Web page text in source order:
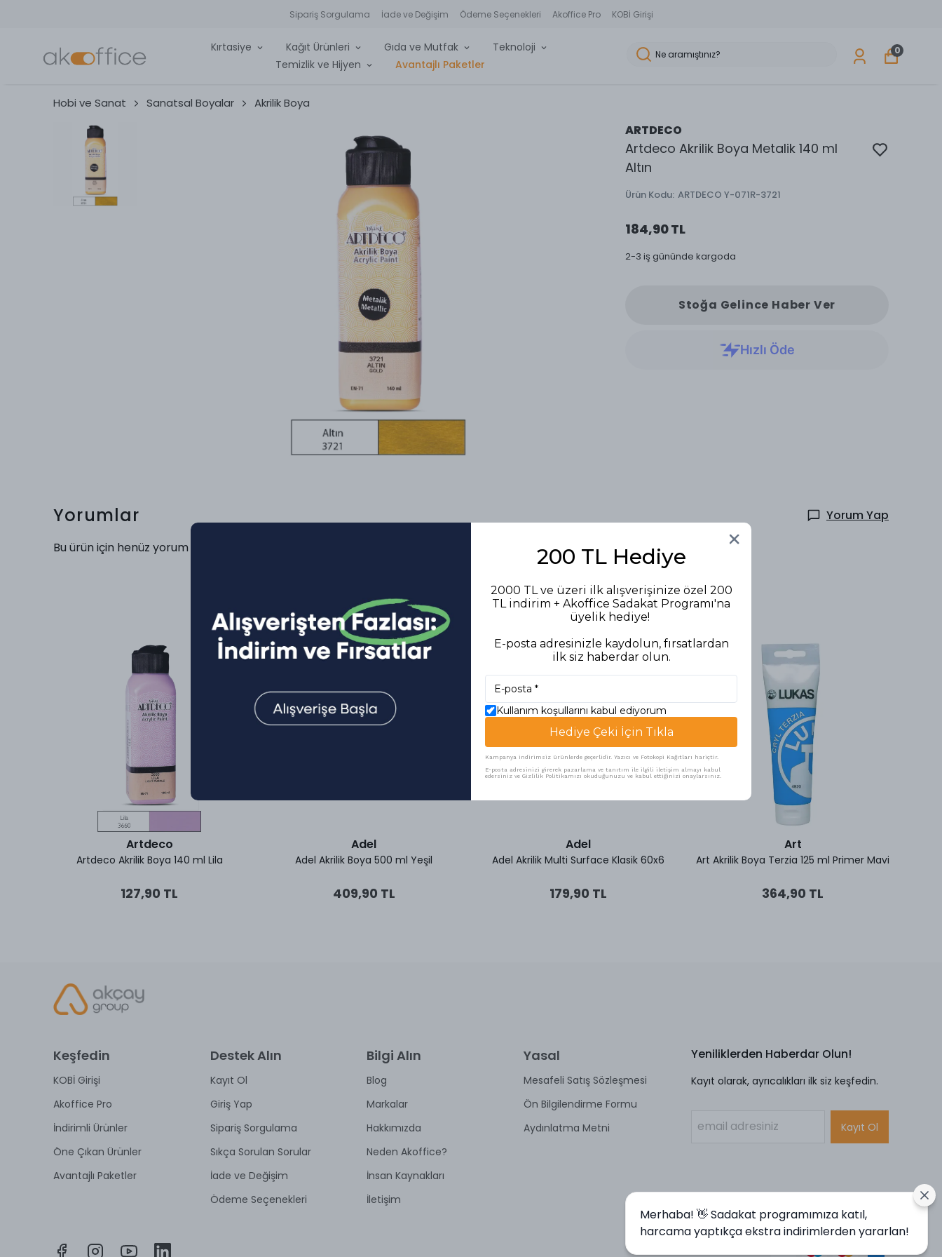
Sipariş Sorgulama İade ve Değişim Ödeme Seçenekleri Akoffice Pro KOBİ Girişi
Kırtasiye Kağıt Ürünleri Gıda ve Mutfak
Teknoloji
Temizlik ve Hijyen
Avantajlı Paketler
0
Hobi ve Sanat Sanatsal Boyalar Akrilik Boya
ARTDECO
Artdeco Akrilik Boya Metalik 140 ml
Altın
Ürün Kodu: ARTDECO Y-071R-3721
184,90 TL
2-3 iş gününde kargoda
Stoğa Gelince Haber Ver
Yorumlar
Yorum Yap
Bu ürün için henüz yorum yapılmamış.
Benzer Ürünler
Artdeco
Artdeco Akrilik Boya 140 ml Lila
127,90 TL
Adel
Adel Akrilik Boya 500 ml Yeşil
409,90 TL
Adel
Adel Akrilik Multi Surface Klasik 60x6
179,90 TL
Art
Art Akrilik Boya Terzia 125 ml Primer Mavi
364,90 TL
Keşfedin
KOBİ Girişi
Akoffice Pro
İndirimli Ürünler
Öne Çıkan Ürünler
Avantajlı Paketler
Destek Alın
Kayıt Ol
Giriş Yap
Sipariş Sorgulama
Sıkça Sorulan Sorular
İade ve Değişim
Ödeme Seçenekleri
Bilgi Alın
Blog
Markalar
Hakkımızda
Neden Akoffice?
İnsan Kaynakları
İletişim
Yasal
Mesafeli Satış Sözleşmesi
Ön Bilgilendirme Formu
Aydınlatma Metni
Yeniliklerden Haberdar Olun!
Kayıt olarak, ayrıcalıkları ilk siz keşfedin.
Kayıt Ol
200 TL Hediye
2000 TL ve üzeri ilk alışverişinize özel 200
TL indirim + Akoffice Sadakat Programı'na
üyelik hediye!
E-posta adresinizle kaydolun, fırsatlardan
ilk siz haberdar olun.
Kullanım koşullarını kabul ediyorum
Hediye Çeki İçin Tıkla
Kampanya indirimsiz ürünlerde geçerlidir. Yazıcı ve Fotokopi Kağıtları hariçtir.
E-posta adresinizi girerek pazarlama ve tanıtım ile ilgili iletişim almayı kabul
edersiniz ve Gizlilik Politikamızı okuduğunuzu ve kabul ettiğinizi onaylarsınız.
Merhaba! 👋 Sadakat programımıza katıl,
harcama yaptıkça ekstra indirimlerden yararlan!